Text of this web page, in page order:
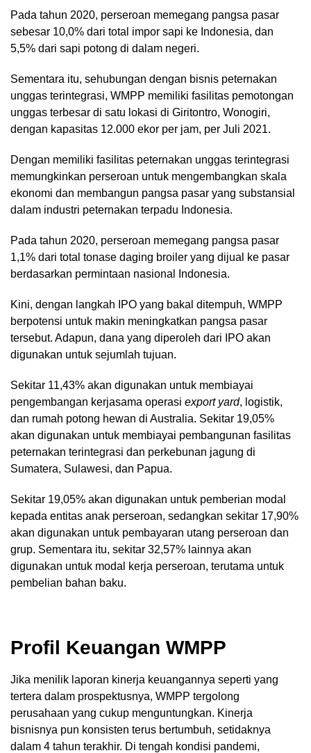
Pada tahun 2020, perseroan memegang pangsa pasar
sebesar 10,0% dari total impor sapi ke Indonesia, dan
5,5% dari sapi potong di dalam negeri.
Sementara itu, sehubungan dengan bisnis peternakan
unggas terintegrasi, WMPP memiliki fasilitas pemotongan
unggas terbesar di satu lokasi di Giritontro, Wonogiri,
dengan kapasitas 12.000 ekor per jam, per Juli 2021.
Dengan memiliki fasilitas peternakan unggas terintegrasi
memungkinkan perseroan untuk mengembangkan skala
ekonomi dan membangun pangsa pasar yang substansial
dalam industri peternakan terpadu Indonesia.
Pada tahun 2020, perseroan memegang pangsa pasar
1,1% dari total tonase daging broiler yang dijual ke pasar
berdasarkan permintaan nasional Indonesia.
Kini, dengan langkah IPO yang bakal ditempuh, WMPP
berpotensi untuk makin meningkatkan pangsa pasar
tersebut. Adapun, dana yang diperoleh dari IPO akan
digunakan untuk sejumlah tujuan.
Sekitar 11,43% akan digunakan untuk membiayai
pengembangan kerjasama operasi export yard, logistik,
dan rumah potong hewan di Australia. Sekitar 19,05%
akan digunakan untuk membiayai pembangunan fasilitas
peternakan terintegrasi dan perkebunan jagung di
Sumatera, Sulawesi, dan Papua.
Sekitar 19,05% akan digunakan untuk pemberian modal
kepada entitas anak perseroan, sedangkan sekitar 17,90%
akan digunakan untuk pembayaran utang perseroan dan
grup. Sementara itu, sekitar 32,57% lainnya akan
digunakan untuk modal kerja perseroan, terutama untuk
pembelian bahan baku.
Profil Keuangan WMPP
Jika menilik laporan kinerja keuangannya seperti yang
tertera dalam prospektusnya, WMPP tergolong
perusahaan yang cukup menguntungkan. Kinerja
bisnisnya pun konsisten terus bertumbuh, setidaknya
dalam 4 tahun terakhir. Di tengah kondisi pandemi,